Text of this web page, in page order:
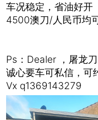
车况稳定，省油好开
4500澳刀/人民币均
Ps：Dealer ，屠龙
诚心要车可私信，可
Vx q1369143279